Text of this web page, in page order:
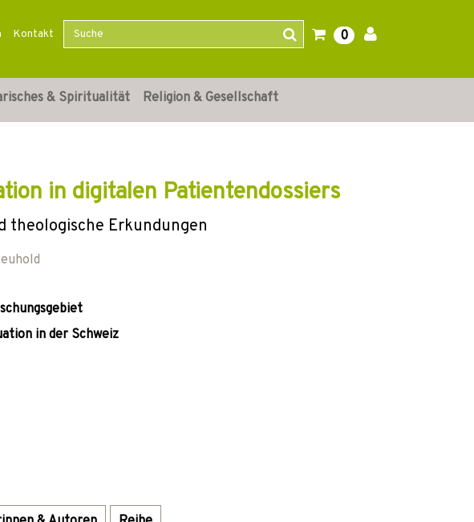
Kontakt 0
& Spiritualität Religion & Gesellschaft
in digitalen Patientendossiers
theologische Erkundungen
in der Schweiz